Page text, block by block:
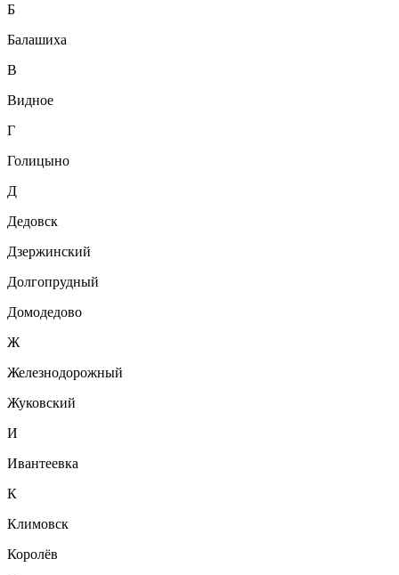
Б
Балашиха
В
Видное
Г
Голицыно
Д
Дедовск
Дзержинский
Долгопрудный
Домодедово
Ж
Железнодорожный
Жуковский
И
Ивантеевка
К
Климовск
Королёв